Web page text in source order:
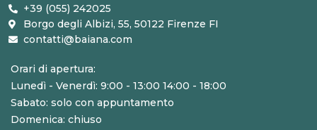
+39 (055) 242025
Borgo degli Albizi, 55, 50122 Firenze FI
contatti@baiana.com
Orari di apertura:
Lunedì - Venerdì: 9:00 - 13:00 14:00 - 18:00
Sabato: solo con appuntamento
Domenica: chiuso